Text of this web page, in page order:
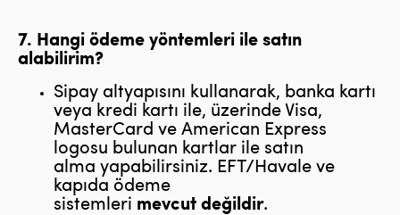
7. Hangi ödeme yöntemleri ile satın
alabilirim?
Sipay altyapısını kullanarak, banka kartı
veya kredi kartı ile, üzerinde Visa,
MasterCard ve American Express
logosu bulunan kartlar ile satın
alma yapabilirsiniz. EFT/Havale ve
kapıda ödeme
sistemleri mevcut değildir.